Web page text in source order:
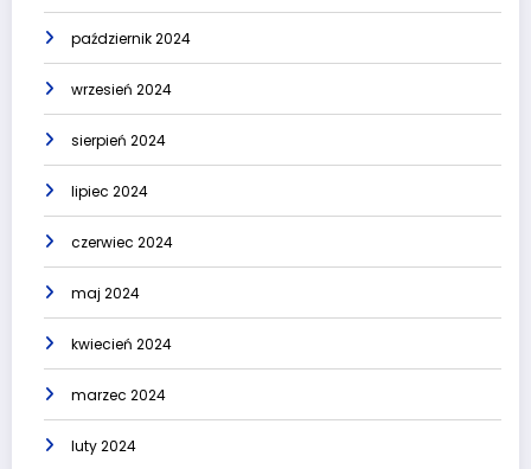
październik 2024
wrzesień 2024
sierpień 2024
lipiec 2024
czerwiec 2024
maj 2024
kwiecień 2024
marzec 2024
luty 2024